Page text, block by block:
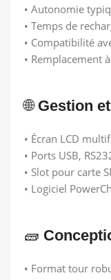
• Autonomie
• Temps de
• Compatibilité
• Remplacement
🌐 Gestion
• Écran LCD
• Ports USB,
• Slot pour carte
• Logiciel
🧱
• Format tour